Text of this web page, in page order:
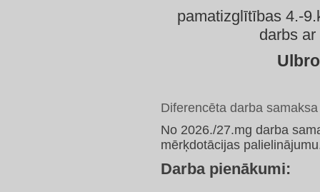
pamatizglītības 4.-
darbs
Diferencēta darba
No 2026./27.mg darba
mērķdotācijas
Darba pienākumi: